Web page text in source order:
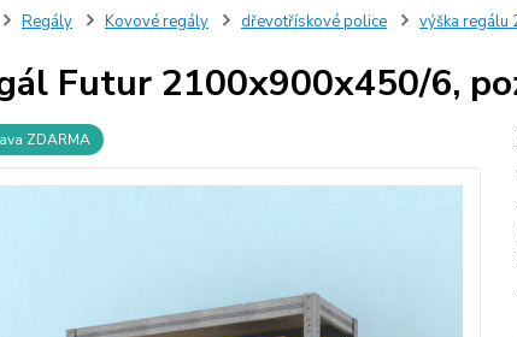
Regály Kovové regály dřevotřískové police výška regálu
Futur 2100x900x450/6,
ZDARMA